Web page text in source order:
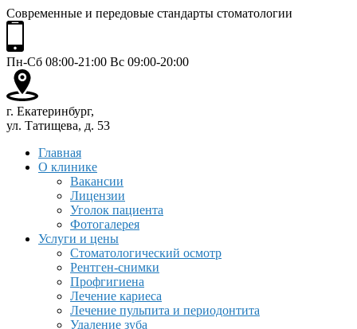
Современные и передовые стандарты стоматологии
Пн-Сб 08:00-21:00 Вс 09:00-20:00
г. Екатеринбург,
ул. Татищева, д. 53
Главная
О клинике
Вакансии
Лицензии
Уголок пациента
Фотогалерея
Услуги и цены
Стоматологический осмотр
Рентген-снимки
Профгигиена
Лечение кариеса
Лечение пульпита и периодонтита
Удаление зуба